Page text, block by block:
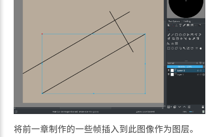
将前一章制作的一些帧插入到此图像作为图层。